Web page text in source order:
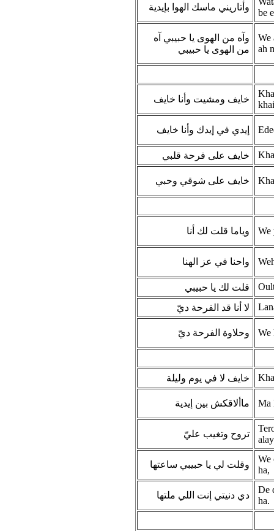
وأتاريني ماسك الهوا بإيدية
be
وآه من الهوى يا حبيبي آه
من الهوى يا حبيبي
We
ah
خايف ومشيت وأنا خايف
إيدي في إيدك وأنا خايف
خايف على فرحة قلبي
خايف على شوقي وحبي
وياما قلت لك أنا We
واحنا في عز الهنا
قلت لك يا حبيبي
لا أنا قد الفرحة ديّ
وحلاوة الفرحة ديّ We
خايف لا في يوم وليلة
ماألاقكش بين إيدية Ma
تروح وتغيب عليّ
وقلت لي يا حبيبي ساعتها
We
ha,
دي دنيتي إنت اللي ملتها
De
ha.